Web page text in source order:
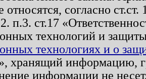
относятся, согласно
п.3. ст.17
технологий и
технологиях и о
хранящий информацию,
информации не